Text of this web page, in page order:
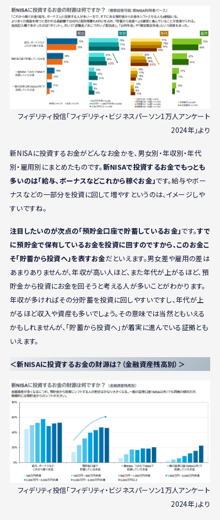
フィデリティ投信「フィデリティ・ビジネスパーソン1万人アンケート
2024年」より
新NISAに投資するお金がどんなお金かを、男女別・年収別・年代
別・雇用別にまとめたものです。新NISAで投資するお金でもっとも
多いのは「給与、ボーナスなどこれから稼ぐお金」です。給与やボー
ナスなどの一部分を投資に回して増やすというのは、イメージしや
すいですね。
注目したいのが次点の「預貯金口座で貯蓄しているお金」です。すで
に預貯金で保有しているお金を投資に回すのですから、このお金こ
そ「貯蓄から投資へ」を表すお金だといえます。男女差や雇用の差は
あまりありませんが、年収が高い人ほど、また年代が上がるほど、預
貯金から投資にお金を回そうと考える人が多いことがわかります。
年収が多ければその分貯蓄を投資に回しやすいですし、年代が上
がるほど収入や資産も多いでしょう。その意味では当然ともいえる
かもしれませんが、「貯蓄から投資へ」が着実に進んでいる証拠とも
いえます。
＜新NISAに投資するお金の財源は？（金融資産残高別）＞
フィデリティ投信「フィデリティ・ビジネスパーソン1万人アンケート
2024年」より